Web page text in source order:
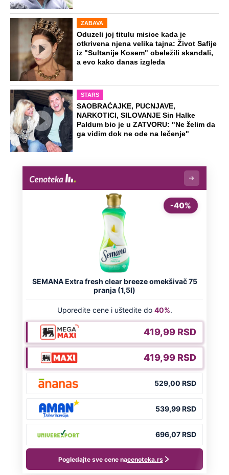
ZABAVA
Oduzeli joj titulu misice kada je
otkrivena njena velika tajna: Život Safije
iz "Sultanije Kosem" obeležili skandali,
a evo kako danas izgleda
STARS
SAOBRAĆAJKE, PUCNJAVE,
NARKOTICI, SILOVANJE Sin Halke
Paldum bio je u ZATVORU: "Ne želim da
ga vidim dok ne ode na lečenje"